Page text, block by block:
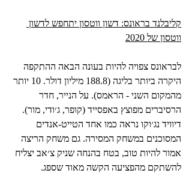
קליבלנד בראונס: דשון ווטסון יתחפש לדשון
ווטסון של 2020
לבראונס צפויה להיות בעונה הבאה ההתקפה
היקרה ביותר בליגה (188.8 מיליון דולר. 10 יותר
מהמקום השני - הראמס). על הנייר, חדר
הרסיברים מפוצץ באפסייד (קופר, ג׳ודי, מור).
דיוויד נג׳וקו נראה כמו אחד הטייט-אנדים
המסוכנים במשחק המסירה. גם משחק הריצה
אמור להיות טוב, בטח בהנחה שניק צ׳אב יצליח
להשתקם מהפציעה הקשה מאוד שספג.